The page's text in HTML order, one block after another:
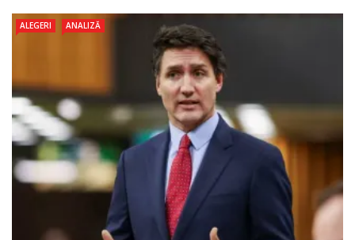
ALEGERI ANALIZĂ